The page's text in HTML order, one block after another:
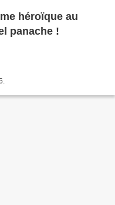
héroïque au
panache !